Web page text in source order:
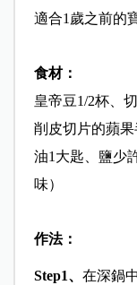
適合1歲之前的
食材：
皇帝豆1/2杯、
削皮切片的蘋
油1大匙、鹽少
味）
作法：
Step1、 在深鍋